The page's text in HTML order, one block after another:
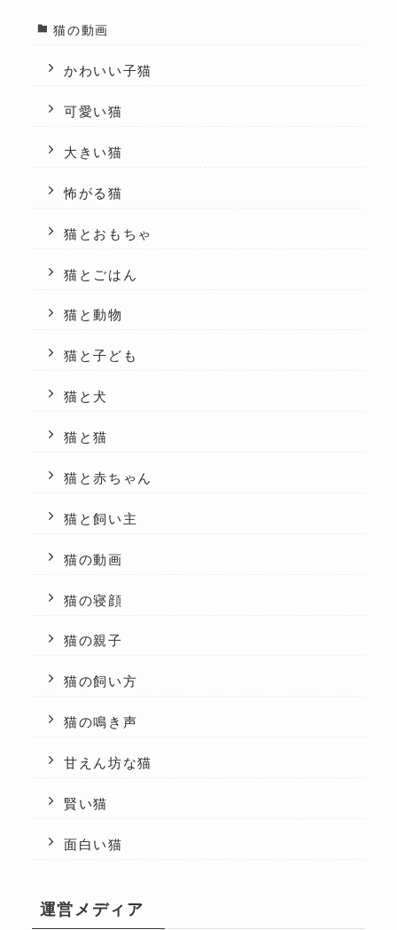
猫の動画
かわいい子猫
可愛い猫
大きい猫
怖がる猫
猫とおもちゃ
猫とごはん
猫と動物
猫と子ども
猫と犬
猫と猫
猫と赤ちゃん
猫と飼い主
猫の動画
猫の寝顔
猫の親子
猫の飼い方
猫の鳴き声
甘えん坊な猫
賢い猫
面白い猫
運営メディア